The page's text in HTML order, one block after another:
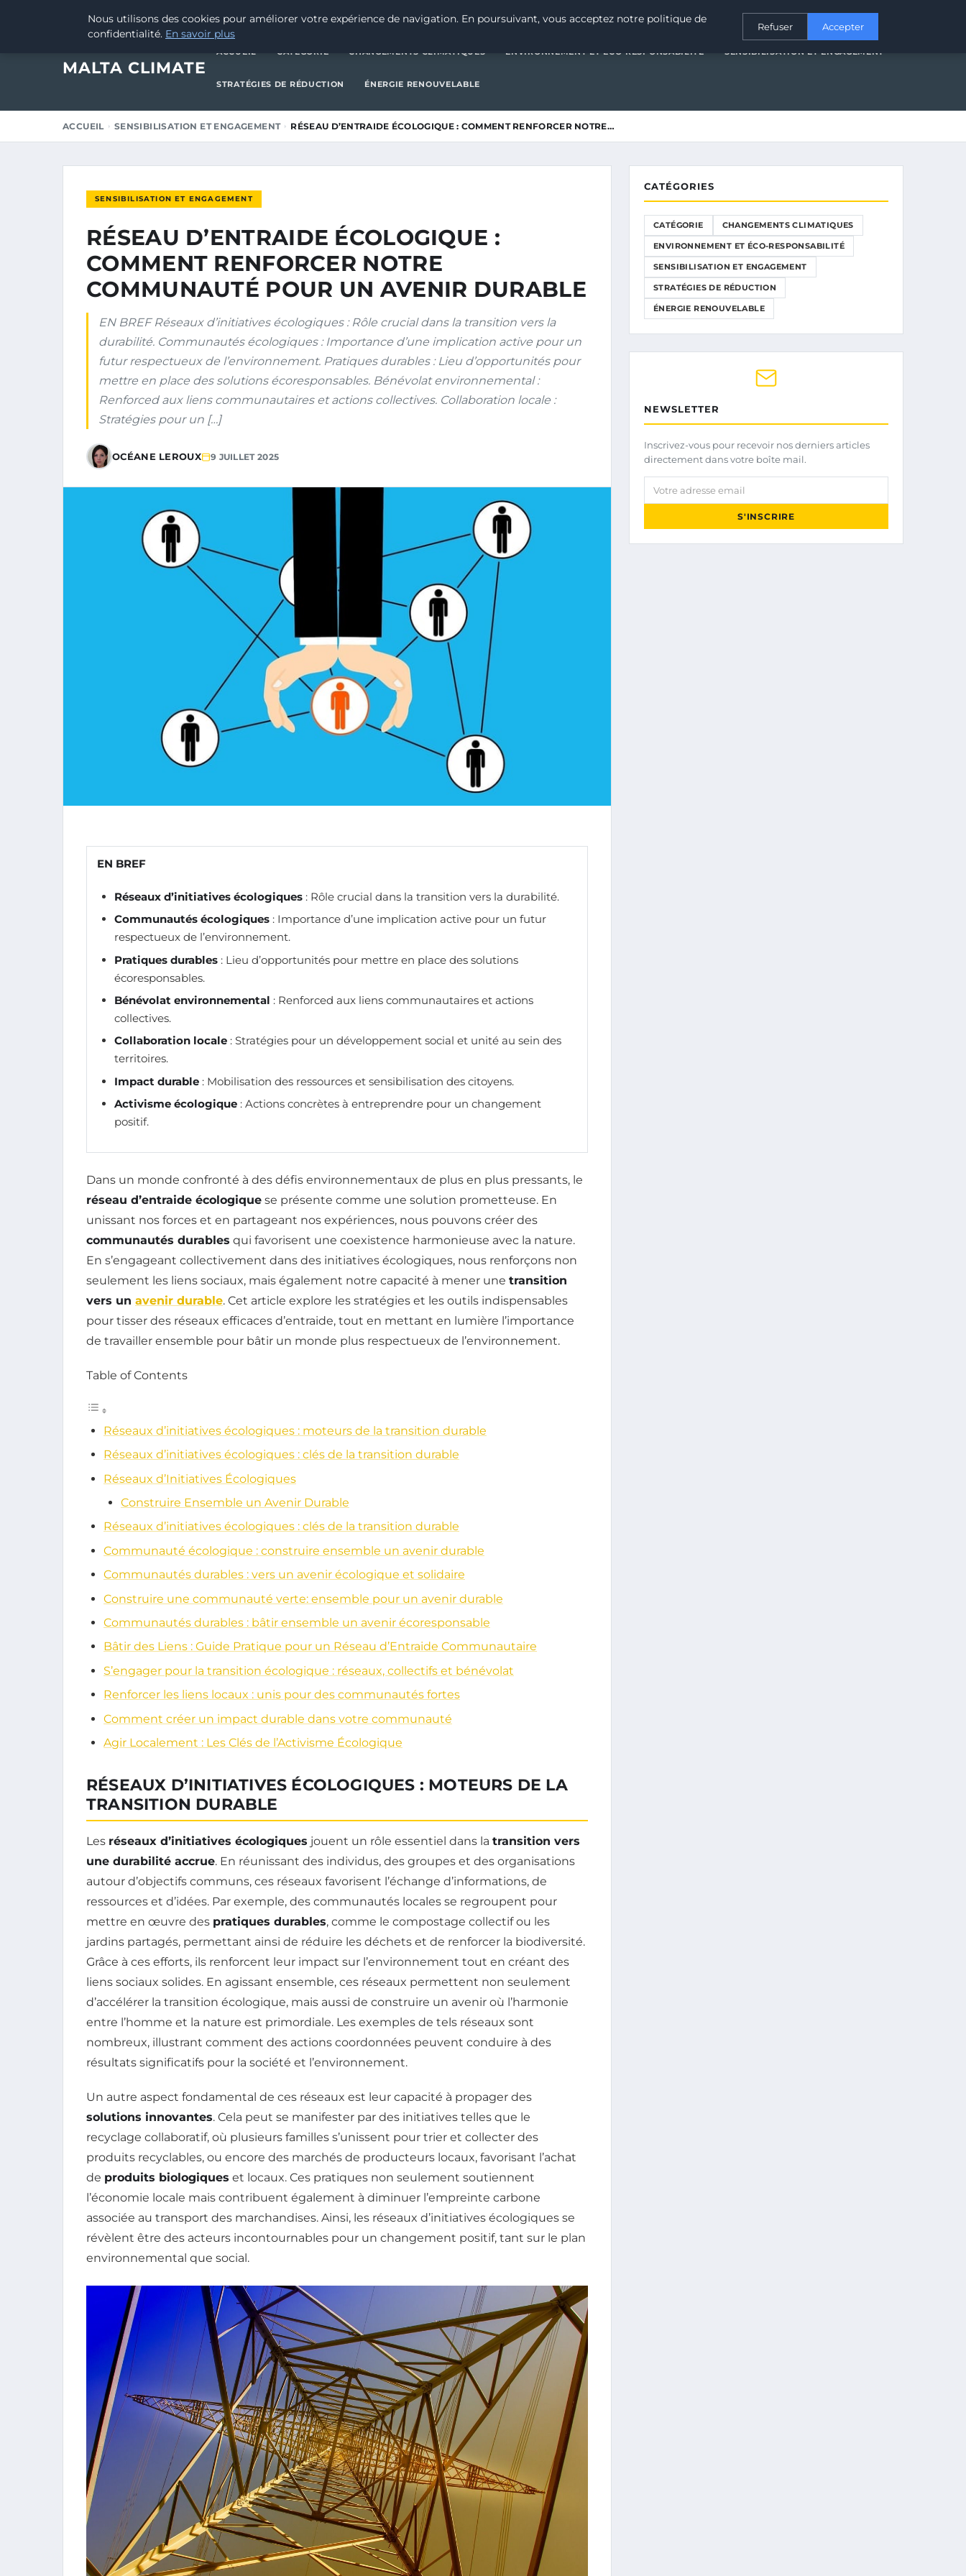
9 JUILLET 2025 CATÉGORIE CHANGEMENTS CLIMATIQUES ENVIRONNEMENT ET ÉCO-RESPONSABILITÉSENSIBILISATION ET ENGAGEMENT
MALTA CLIMATE
ACCUEIL CATÉGORIE CHANGEMENTS CLIMATIQUES ENVIRONNEMENT ET ÉCO-RESPONSABILITÉ SENSIBILISATION ET ENGAGEMENT
STRATÉGIES DE RÉDUCTION ÉNERGIE RENOUVELABLE
ACCUEIL SENSIBILISATION ET ENGAGEMENT RÉSEAU D’ENTRAIDE ÉCOLOGIQUE : COMMENT RENFORCER NOTRE…
SENSIBILISATION ET ENGAGEMENT
RÉSEAU D’ENTRAIDE ÉCOLOGIQUE :
COMMENT RENFORCER NOTRE
COMMUNAUTÉ POUR UN AVENIR DURABLE
EN BREF Réseaux d’initiatives écologiques : Rôle crucial dans la transition vers la
durabilité. Communautés écologiques : Importance d’une implication active pour un
futur respectueux de l’environnement. Pratiques durables : Lieu d’opportunités pour
mettre en place des solutions écoresponsables. Bénévolat environnemental :
Renforced aux liens communautaires et actions collectives. Collaboration locale :
Stratégies pour un […]
OCÉANE LEROUX 9 JUILLET 2025
EN BREF
Réseaux d’initiatives écologiques : Rôle crucial dans la transition vers la durabilité.
Communautés écologiques : Importance d’une implication active pour un futur
respectueux de l’environnement.
Pratiques durables : Lieu d’opportunités pour mettre en place des solutions
écoresponsables.
Bénévolat environnemental : Renforced aux liens communautaires et actions
collectives.
Collaboration locale : Stratégies pour un développement social et unité au sein des
territoires.
Impact durable : Mobilisation des ressources et sensibilisation des citoyens.
Activisme écologique : Actions concrètes à entreprendre pour un changement
positif.
Dans un monde confronté à des défis environnementaux de plus en plus pressants, le
réseau d’entraide écologique se présente comme une solution prometteuse. En
unissant nos forces et en partageant nos expériences, nous pouvons créer des
communautés durables qui favorisent une coexistence harmonieuse avec la nature.
En s’engageant collectivement dans des initiatives écologiques, nous renforçons non
seulement les liens sociaux, mais également notre capacité à mener une transition
vers un avenir durable. Cet article explore les stratégies et les outils indispensables
pour tisser des réseaux efficaces d’entraide, tout en mettant en lumière l’importance
de travailler ensemble pour bâtir un monde plus respectueux de l’environnement.
Table of Contents
Réseaux d’initiatives écologiques : moteurs de la transition durable
Réseaux d’initiatives écologiques : clés de la transition durable
Réseaux d’Initiatives Écologiques
Construire Ensemble un Avenir Durable
Réseaux d’initiatives écologiques : clés de la transition durable
Communauté écologique : construire ensemble un avenir durable
Communautés durables : vers un avenir écologique et solidaire
Construire une communauté verte: ensemble pour un avenir durable
Communautés durables : bâtir ensemble un avenir écoresponsable
Bâtir des Liens : Guide Pratique pour un Réseau d’Entraide Communautaire
S’engager pour la transition écologique : réseaux, collectifs et bénévolat
Renforcer les liens locaux : unis pour des communautés fortes
Comment créer un impact durable dans votre communauté
Agir Localement : Les Clés de l’Activisme Écologique
RÉSEAUX D’INITIATIVES ÉCOLOGIQUES : MOTEURS DE LA
TRANSITION DURABLE
Les réseaux d’initiatives écologiques jouent un rôle essentiel dans la transition vers
une durabilité accrue. En réunissant des individus, des groupes et des organisations
autour d’objectifs communs, ces réseaux favorisent l’échange d’informations, de
ressources et d’idées. Par exemple, des communautés locales se regroupent pour
mettre en œuvre des pratiques durables, comme le compostage collectif ou les
jardins partagés, permettant ainsi de réduire les déchets et de renforcer la biodiversité.
Grâce à ces efforts, ils renforcent leur impact sur l’environnement tout en créant des
liens sociaux solides. En agissant ensemble, ces réseaux permettent non seulement
d’accélérer la transition écologique, mais aussi de construire un avenir où l’harmonie
entre l’homme et la nature est primordiale. Les exemples de tels réseaux sont
nombreux, illustrant comment des actions coordonnées peuvent conduire à des
résultats significatifs pour la société et l’environnement.
Un autre aspect fondamental de ces réseaux est leur capacité à propager des
solutions innovantes. Cela peut se manifester par des initiatives telles que le
recyclage collaboratif, où plusieurs familles s’unissent pour trier et collecter des
produits recyclables, ou encore des marchés de producteurs locaux, favorisant l’achat
de produits biologiques et locaux. Ces pratiques non seulement soutiennent
l’économie locale mais contribuent également à diminuer l’empreinte carbone
associée au transport des marchandises. Ainsi, les réseaux d’initiatives écologiques se
révèlent être des acteurs incontournables pour un changement positif, tant sur le plan
environnemental que social.
CATÉGORIES
CATÉGORIE CHANGEMENTS CLIMATIQUES
ENVIRONNEMENT ET ÉCO-RESPONSABILITÉ
SENSIBILISATION ET ENGAGEMENT
STRATÉGIES DE RÉDUCTION
ÉNERGIE RENOUVELABLE
NEWSLETTER
Inscrivez-vous pour recevoir nos derniers articles
directement dans votre boîte mail.
Votre adresse email
S'INSCRIRE
Nous utilisons des cookies pour améliorer votre expérience de navigation. En poursuivant, vous acceptez notre politique de
confidentialité. En savoir plus
Refuser Accepter